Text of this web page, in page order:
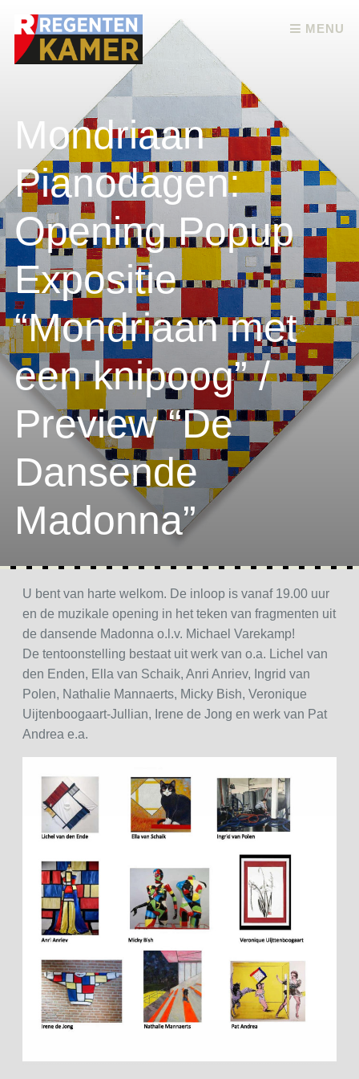
MENU
Skip to content
Mondriaan
Pianodagen:
Opening Popup
Expositie
“Mondriaan met
een knipoog” /
Preview “De
Dansende
Madonna”
U bent van harte welkom. De inloop is vanaf 19.00 uur
en de muzikale opening in het teken van fragmenten uit
de dansende Madonna o.l.v. Michael Varekamp!
De tentoonstelling bestaat uit werk van o.a. Lichel van
den Enden, Ella van Schaik, Anri Anriev, Ingrid van
Polen, Nathalie Mannaerts, Micky Bish, Veronique
Uijtenboogaart-Jullian, Irene de Jong en werk van Pat
Andrea e.a.